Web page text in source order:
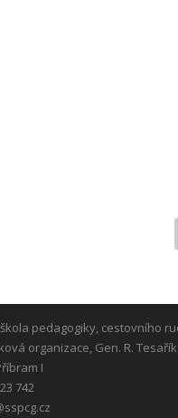
pedagogiky, cestovního
organizace, Gen. R.
I
742